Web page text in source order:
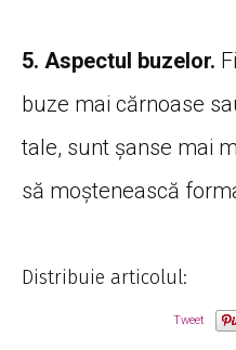
5. Aspectul buzelor.
buze mai cărnoase
tale, sunt şanse mai
să moştenească
Distribuie articolul:
Tweet